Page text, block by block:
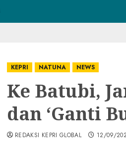
KEPRI NATUNA NEWS
Ke Batubi,
dan ‘Ganti
REDAKSI KEPRI GLOBAL 12/09/